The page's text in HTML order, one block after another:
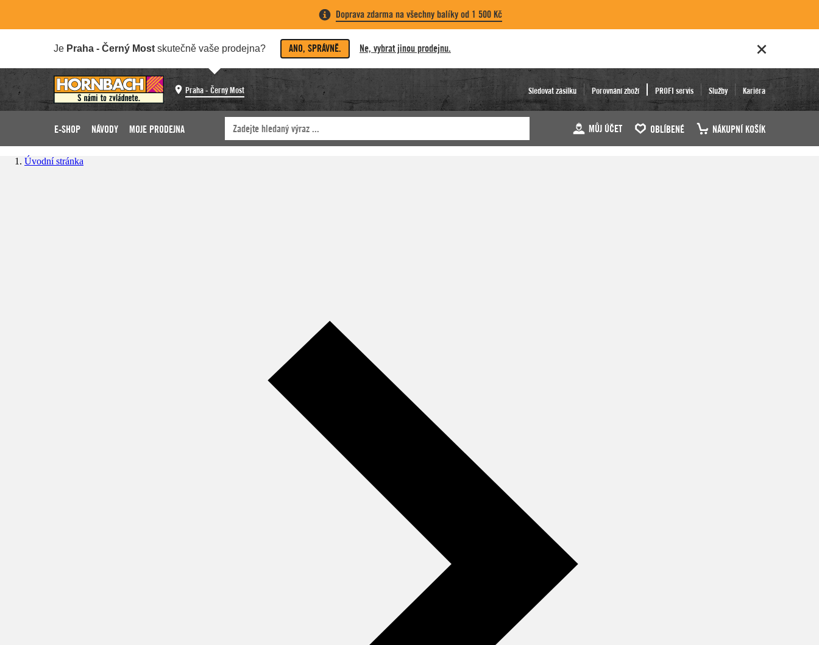
Doprava zdarma na všechny balíky od 1 500 Kč
Je Praha - Černý Most skutečně vaše prodejna? ANO, SPRÁVNĚ. Ne, vybrat jinou prodejnu.
Praha - Černý Most Sledovat zásilku Porovnání zboží PROFI servis Služby Kariéra
E-SHOP NÁVODY MOJE PRODEJNA MŮJ ÚČET OBLÍBENÉ NÁKUPNÍ KOŠÍK
Úvodní stránka